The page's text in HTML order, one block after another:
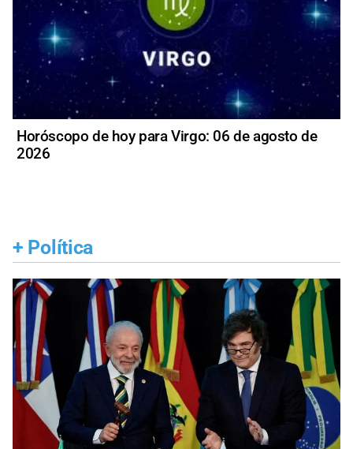
Horóscopo de hoy para Virgo: 06 de agosto de
2026
+ Política